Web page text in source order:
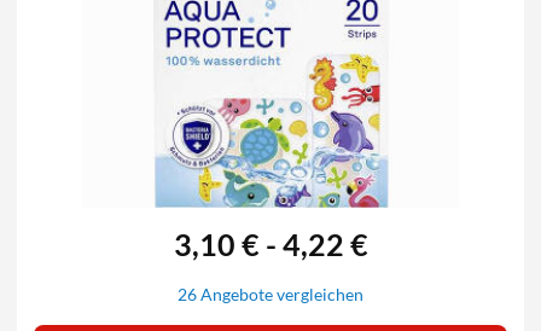
3,10 € - 4,22 €
26 Angebote vergleichen